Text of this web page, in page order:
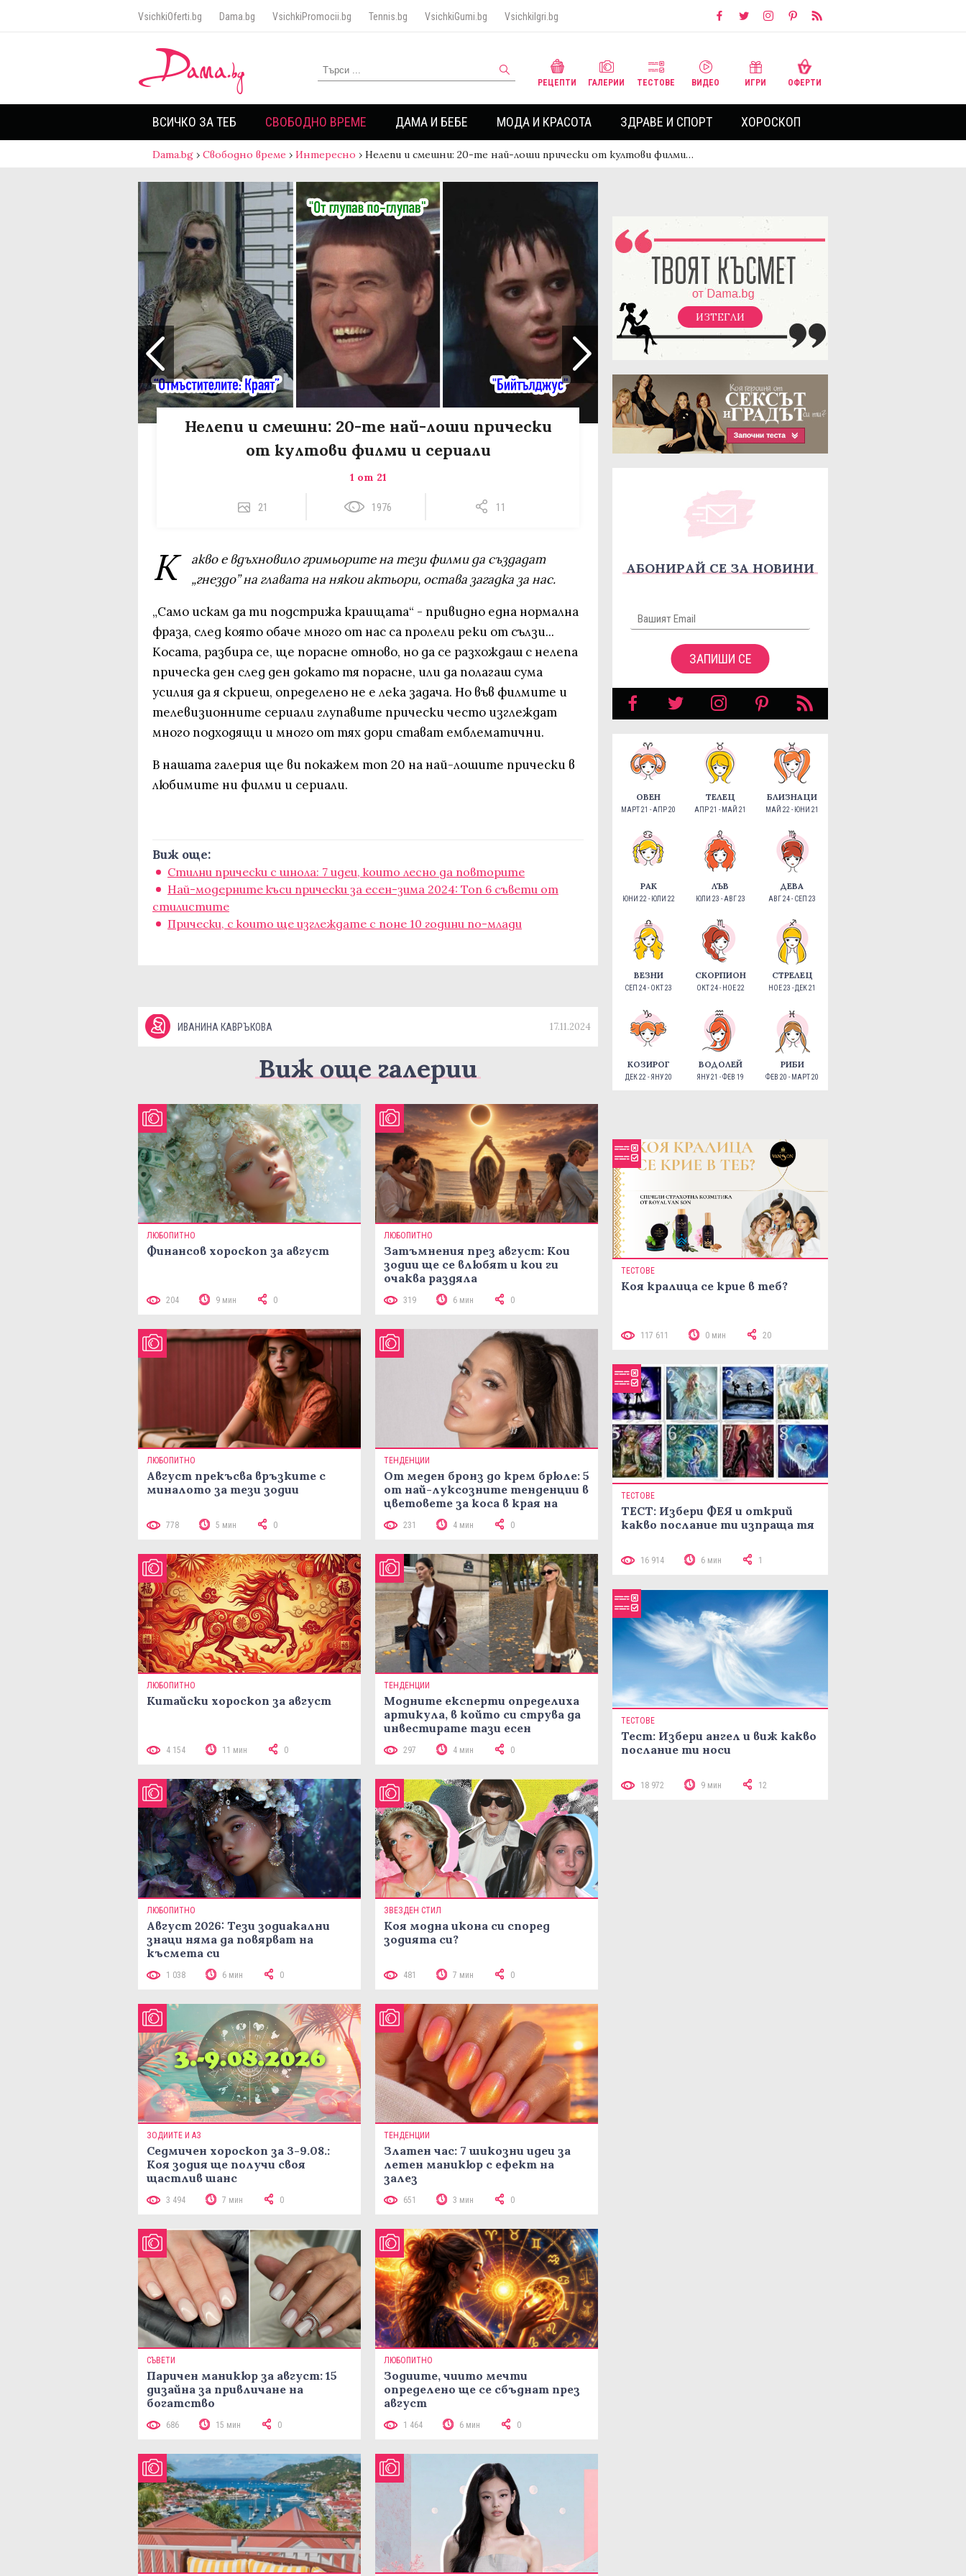
VsichkiOferti.bg Dama.bg VsichkiPromocii.bg Tennis.bg VsichkiGumi.bg VsichkiIgri.bg
РЕЦЕПТИ ГАЛЕРИИ ТЕСТОВЕ ВИДЕО ИГРИ ОФЕРТИ
ВСИЧКО ЗА ТЕБ СВОБОДНО ВРЕМЕ ДАМА И БЕБЕ МОДА И КРАСОТА ЗДРАВЕ И СПОРТ ХОРОСКОП
Dama.bg › Свободно време › Интересно › Нелепи и смешни: 20-те най-лоши прически от култови филми…
Нелепи и смешни: 20-те най-лоши прически
от култови филми и сериали
1 от 21
21 1976 11
К
акво е вдъхновило гримьорите на тези филми да създадат
„гнездо” на главата на някои актьори, остава загадка за нас.
„Само искам да ти подстрижа краищата“ - привидно една нормална
фраза, след която обаче много от нас са пролели реки от сълзи...
Косата, разбира се, ще порасне отново, но да се разхождаш с нелепа
прическа ден след ден докато тя порасне, или да полагаш сума
усилия да я скриеш, определено не е лека задача. Но във филмите и
телевизионните сериали глупавите прически често изглеждат
много подходящи и много от тях дори стават емблематични.
В нашата галерия ще ви покажем топ 20 на най-лошите прически в
любимите ни филми и сериали.
Виж още:
Стилни прически с шнола: 7 идеи, които лесно да повторите
Най-модерните къси прически за есен-зима 2024: Топ 6 съвети от
стилистите
Прически, с които ще изглеждате с поне 10 години по-млади
ИВАНИНА КАВРЪКОВА 17.11.2024
Виж още галерии
ЛЮБОПИТНО
Финансов хороскоп за август
204 9 мин 0
ЛЮБОПИТНО
Затъмнения през август: Кои
зодии ще се влюбят и кои ги
очаква раздяла
319 6 мин 0
ЛЮБОПИТНО
Август прекъсва връзките с
миналото за тези зодии
778 5 мин 0
ТЕНДЕНЦИИ
От меден бронз до крем брюле: 5
от най-луксозните тенденции в
цветовете за коса в края на
231 4 мин 0
ЛЮБОПИТНО
Китайски хороскоп за август
4 154 11 мин 0
ТЕНДЕНЦИИ
Модните експерти определиха
артикула, в който си струва да
инвестирате тази есен
297 4 мин 0
ЛЮБОПИТНО
Август 2026: Тези зодиакални
знаци няма да повярват на
късмета си
1 038 6 мин 0
ЗВЕЗДЕН СТИЛ
Коя модна икона си според
зодията си?
481 7 мин 0
ЗОДИИТЕ И АЗ
Седмичен хороскоп за 3-9.08.:
Коя зодия ще получи своя
щастлив шанс
3 494 7 мин 0
ТЕНДЕНЦИИ
Златен час: 7 шикозни идеи за
летен маникюр с ефект на
залез
651 3 мин 0
СЪВЕТИ
Паричен маникюр за август: 15
дизайна за привличане на
богатство
686 15 мин 0
ЛЮБОПИТНО
Зодиите, чиито мечти
определено ще се сбъднат през
август
1 464 6 мин 0
ИЗТЕГЛИ
АБОНИРАЙ СЕ ЗА НОВИНИ
ЗАПИШИ СЕ
ОВЕН
МАРТ 21 - АПР 20
ТЕЛЕЦ
АПР 21 - МАЙ 21
БЛИЗНАЦИ
МАЙ 22 - ЮНИ 21
РАК
ЮНИ 22 - ЮЛИ 22
ЛЪВ
ЮЛИ 23 - АВГ 23
ДЕВА
АВГ 24 - СЕП 23
ВЕЗНИ
СЕП 24 - ОКТ 23
СКОРПИОН
ОКТ 24 - НОЕ 22
СТРЕЛЕЦ
НОЕ 23 - ДЕК 21
КОЗИРОГ
ДЕК 22 - ЯНУ 20
ВОДОЛЕЙ
ЯНУ 21 - ФЕВ 19
РИБИ
ФЕВ 20 - МАРТ 20
ТЕСТОВЕ
Коя кралица се крие в теб?
117 611 0 мин 20
ТЕСТОВЕ
ТЕСТ: Избери ФЕЯ и открий
какво послание ти изпраща тя
16 914 6 мин 1
ТЕСТОВЕ
Тест: Избери ангел и виж какво
послание ти носи
18 972 9 мин 12